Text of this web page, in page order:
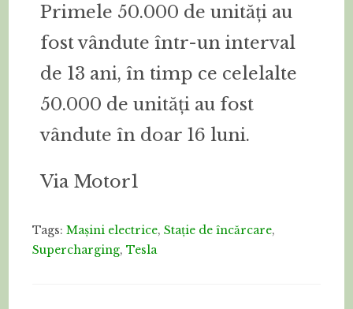
Primele 50.000 de unități au
fost vândute într-un interval
de 13 ani, în timp ce celelalte
50.000 de unități au fost
vândute în doar 16 luni.
Via Motor1
Tags:Mașini electrice,Stație de încărcare,
Supercharging,Tesla